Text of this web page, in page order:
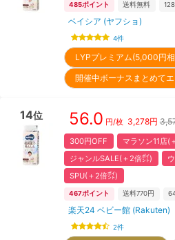
485ポイント 送料無料 128
ベイシア (ヤフショ)
4件
LYPプレミアム(5,000円
開催中ボーナスまとめて
14位 56.0 円/枚 3,278円
300円OFF
マラソン11店(
ジャンルSALE(＋2倍㌽)
SPU(＋2倍㌽)
467ポイント 送料770円
楽天24 ベビー館 (Rakuten)
2件